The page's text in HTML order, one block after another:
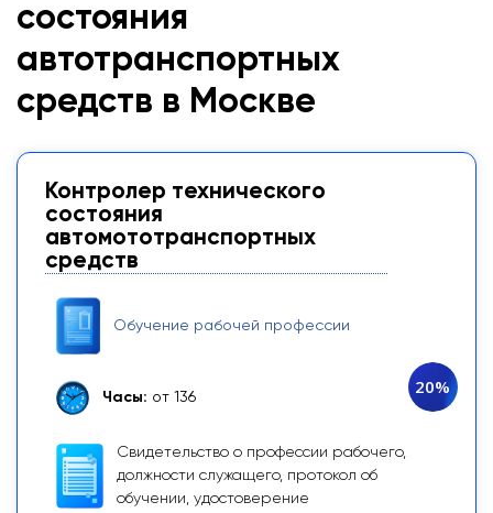
состояния
автотранспортных
средств в Москве
Контролер технического
состояния
автомототранспортных
средств
Обучение рабочей профессии
Часы: от 136
Свидетельство о профессии рабочего,
должности служащего, протокол об
обучении, удостоверение
20%